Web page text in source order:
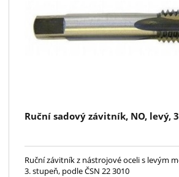
Ruční sadový závitník, NO, levý,
Ruční závitník z nástrojové oceli s levým
3. stupeň, podle ČSN 22 3010